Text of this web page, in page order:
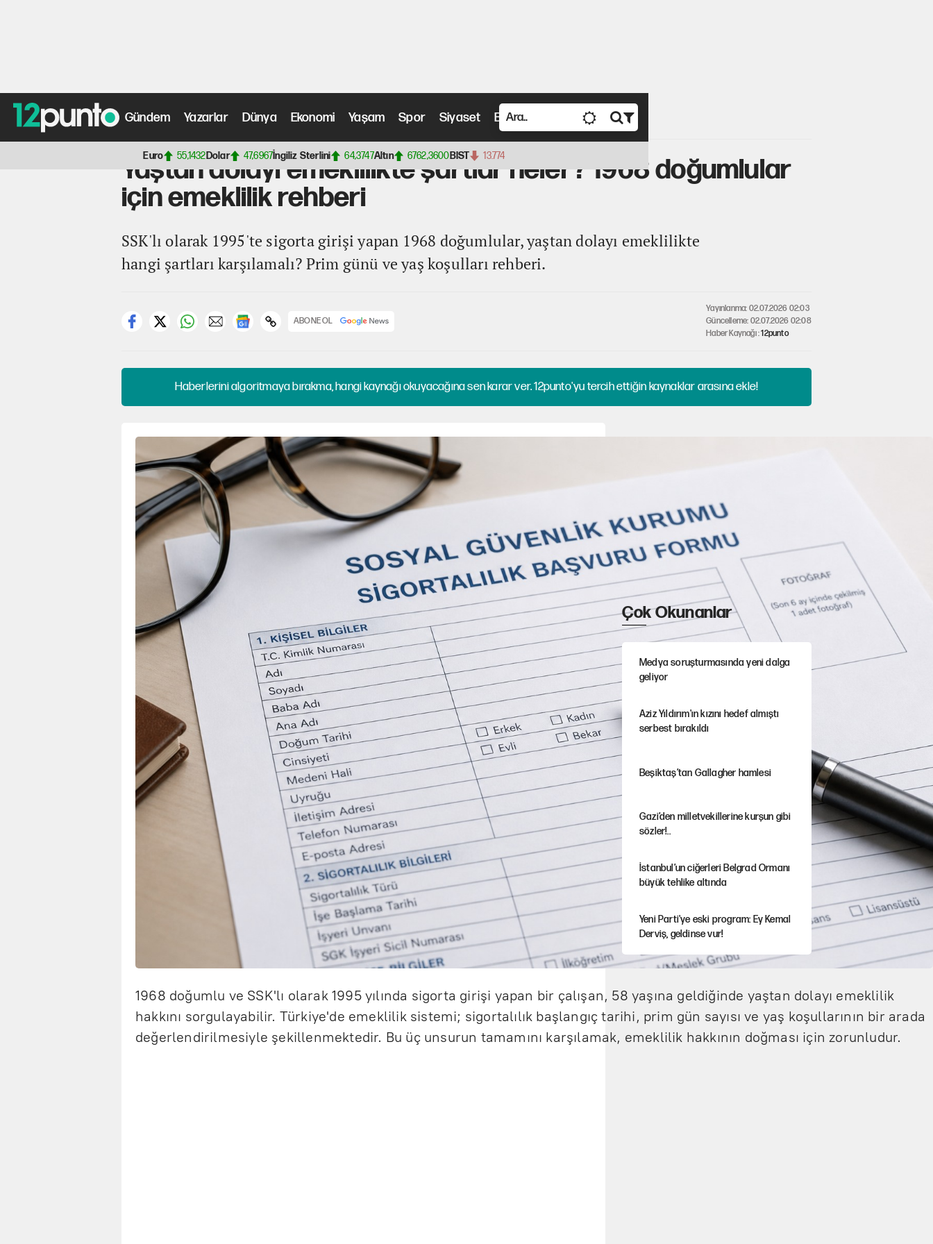
Gündem Yazarlar Dünya Ekonomi Yaşam Spor Siyaset Bilim ve Teknoloji Video
Euro 55,1432Dolar 47,6967İngiliz Sterlini 64,3747Altın 6762,3600BIST 13.774
Anasayfa>Fotoğraf Galerisi> Yaştan dolayı emeklilikte şartlar neler? 1968 doğumlular için emeklilik rehberi
Yaştan dolayı emeklilikte şartlar neler? 1968 doğumlular
için emeklilik rehberi
SSK'lı olarak 1995'te sigorta girişi yapan 1968 doğumlular, yaştan dolayı emeklilikte
hangi şartları karşılamalı? Prim günü ve yaş koşulları rehberi.
ABONE OL
Yayınlanma: 02.07.2026 02:03
Güncelleme: 02.07.2026 02:08
Haber Kaynağı :12punto
Haberlerini algoritmaya bırakma, hangi kaynağı okuyacağına sen karar ver. 12punto'yu tercih ettiğin kaynaklar arasına ekle!
1968 doğumlu ve SSK'lı olarak 1995 yılında sigorta girişi yapan bir çalışan, 58 yaşına geldiğinde yaştan dolayı emeklilik
hakkını sorgulayabilir. Türkiye'de emeklilik sistemi; sigortalılık başlangıç tarihi, prim gün sayısı ve yaş koşullarının bir arada
değerlendirilmesiyle şekillenmektedir. Bu üç unsurun tamamını karşılamak, emeklilik hakkının doğması için zorunludur.
Çok Okunanlar
Medya soruşturmasında yeni dalga
geliyor
Aziz Yıldırım'ın kızını hedef almıştı
serbest bırakıldı
Beşiktaş’tan Gallagher hamlesi
Gazi’den milletvekillerine kurşun gibi
sözler!..
İstanbul’un ciğerleri Belgrad Ormanı
büyük tehlike altında
Yeni Parti'ye eski program: Ey Kemal
Derviş, geldinse vur!
Görünen bütçe, bütçe dışı riskler ve
İsrail’in Kürt planı